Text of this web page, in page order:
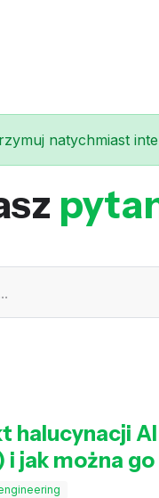
natychmiast
halucynacji
jak można